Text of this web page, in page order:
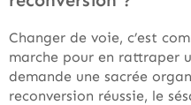
Changer de voie, c’est
marche pour en rattraper
demande une sacrée
reconversion réussie, le